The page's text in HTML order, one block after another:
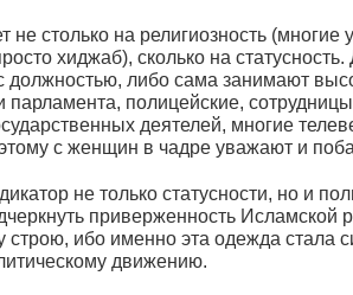
не столько на религиозность
хиджаб), сколько на
должностью, либо сама занимают
парламента, полицейские,
деятелей, многие
с женщин в чадре уважают и
не только статусности, но и
приверженность Исламской
ибо именно эта одежда стала
движению.